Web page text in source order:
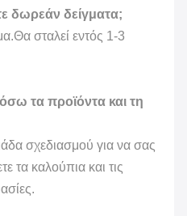
δωρεάν δείγματα;
σταλεί εντός 1-3
τα προϊόντα και τη
σχεδιασμού για να σας
τα καλούπια και τις